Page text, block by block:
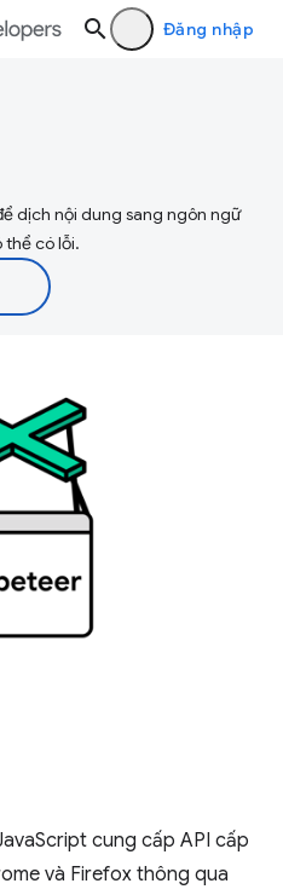
Đăng nhập
dịch nội dung sang ngôn ngữ
thể có lỗi.
cung cấp API cấp
và Firefox thông qua